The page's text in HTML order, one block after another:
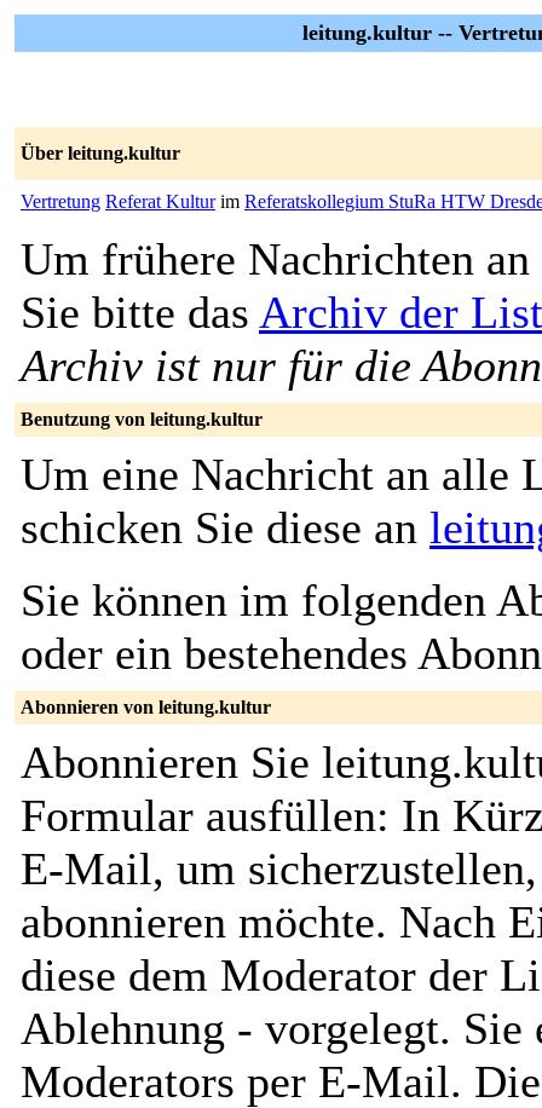
leitung.kultur --
Über leitung.kultur
Vertretung Referat Kulturim Referatskollegium StuRa HTW
Um frühere Nachrichten an
Sie bitte das Archiv der
Archiv ist nur für die
Benutzung von leitung.kultur
Um eine Nachricht an alle
schicken Sie diese an
Sie können im folgenden
oder ein bestehendes
Abonnieren von leitung.kultur
Abonnieren Sie
Formular ausfüllen: In
E-Mail, um
abonnieren möchte. Nach
diese dem Moderator der
Ablehnung - vorgelegt. Sie
Moderators per E-Mail.